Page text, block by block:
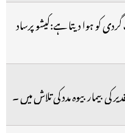
کو ہوا دیتا ہے:کیشو پرساد
کی بیمار بیوہ مدد کی تلاش میں ۔